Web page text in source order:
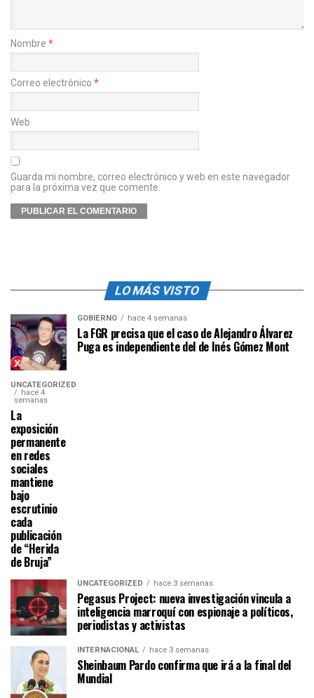
Nombre *
Correo electrónico *
Web
Guarda mi nombre, correo electrónico y web en este navegador
para la próxima vez que comente.
LO MÁS VISTO
GOBIERNO hace 4 semanas
La FGR precisa que el caso de Alejandro Álvarez
Puga es independiente del de Inés Gómez Mont
UNCATEGORIZED
hace 4
semanas
La
exposición
permanente
en redes
sociales
mantiene
bajo
escrutinio
cada
publicación
de “Herida
de Bruja”
UNCATEGORIZED hace 3 semanas
Pegasus Project: nueva investigación vincula a
inteligencia marroquí con espionaje a políticos,
periodistas y activistas
INTERNACIONAL hace 3 semanas
Sheinbaum Pardo confirma que irá a la final del
Mundial